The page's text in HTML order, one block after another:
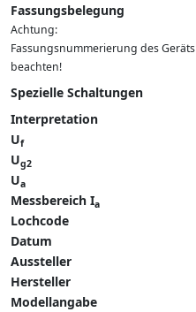
Fassungsbelegung
Achtung:
Fassungsnummerierung des Geräts
beachten!
Spezielle Schaltungen
Interpretation
Uf
Ug2
Ua
Messbereich Ia
Lochcode
Datum
Aussteller
Hersteller
Modellangabe